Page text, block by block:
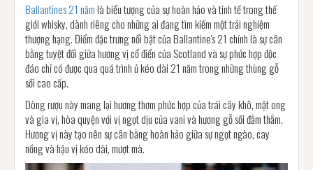
Ballantines 21 nămlà biểu tượng của sự hoàn hảo và tinh tế trong thế
giới whisky, dành riêng cho những ai đang tìm kiếm một trải nghiệm
thượng hạng. Điểm đặc trưng nổi bật của Ballantine's 21 chính là sự cân
bằng tuyệt đối giữa hương vị cổ điển của Scotland và sự phức hợp độc
đáo chỉ có được qua quá trình ủ kéo dài 21 năm trong những thùng gỗ
sồi cao cấp.
Dòng rượu này mang lại hương thơm phức hợp của trái cây khô, mật ong
và gia vị, hòa quyện với vị ngọt dịu của vani và hương gỗ sồi đằm thắm.
Hương vị này tạo nên sự cân bằng hoàn hảo giữa sự ngọt ngào, cay
nồng và hậu vị kéo dài, mượt mà.